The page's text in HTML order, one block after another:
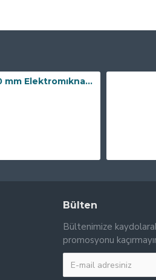
Ø80x60 mm Elektromıknatıs - 240 kg Çekim Gücü
Bülten
Bültenimize
promosyonu